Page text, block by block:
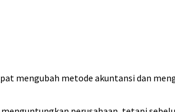
mengubah metode akuntansi dan